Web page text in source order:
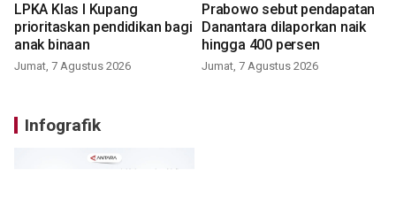
LPKA Klas I Kupang
prioritaskan pendidikan bagi
anak binaan
Jumat, 7 Agustus 2026
Prabowo sebut pendapatan
Danantara dilaporkan naik
hingga 400 persen
Jumat, 7 Agustus 2026
Infografik